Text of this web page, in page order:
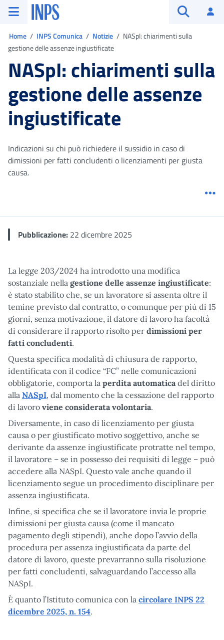
Vai al menu principale
Vai al contenuto principale
Vai al pie' di pagina
INPS ()
Home INPS Comunica Notizie
NASpI: chiarimenti sulla
gestione delle assenze ingiustificate
NASpI: chiarimenti sulla
gestione delle assenze
ingiustificate
Indicazioni su chi può richiedere il sussidio in caso di
dimissioni per fatti concludenti o licenziamenti per giusta
causa.
Pubblicazione: 22 dicembre 2025
La legge 203/2024 ha introdotto una modifica
sostanziale nella gestione delle assenze ingiustificate:
è stato stabilito che, se un lavoratore si assenta oltre il
temine previsto dal contratto, o comunque per più di 15
giorni, senza motivazione, il datore di lavoro ha facoltà
di considerare il rapporto risolto per dimissioni per
fatti concludenti.
Questa specifica modalità di chiusura de rapporto,
identificata con il codice “FC” nelle comunicazioni
obbligatorie, comporta la perdita automatica del diritto
alla NASpI, dal momento che la cessazione del rapporto
di lavoro viene considerata volontaria.
Diversamente, in caso di licenziamento per giusta
causa o per giustificato motivo soggettivo, anche se
derivante da assenze ingiustificate protratte nel tempo,
il lavoratore – se in possesso dei requisiti di legge – può
accedere alla NASpI. Questo vale anche quando il
licenziamento segue un procedimento disciplinare per
assenza ingiustificata.
Infine, si specifica che se il lavoratore invia le proprie
dimissioni per giusta causa (come il mancato
pagamento degli stipendi), anche dopo l’avvio della
procedura per assenza ingiustificata da parte del
datore di lavoro, queste prevarranno sulla risoluzione
per fatti concludenti, salvaguardando l’accesso alla
NASpI.
È quanto l’Istituto comunica con la circolare INPS 22
dicembre 2025, n. 154.